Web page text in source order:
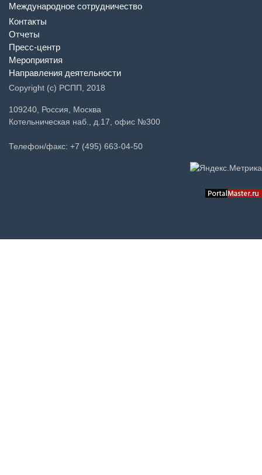
Международное сотрудничество
Контакты
Отчеты
Пресс-центр
Мероприятия
Направления деятельности
Copyright (c) РСПП, 2018
109240, Россия, Москва
Котельническая наб., д.17, офис №300
Телефон/факс: +7 (495) 663-04-50